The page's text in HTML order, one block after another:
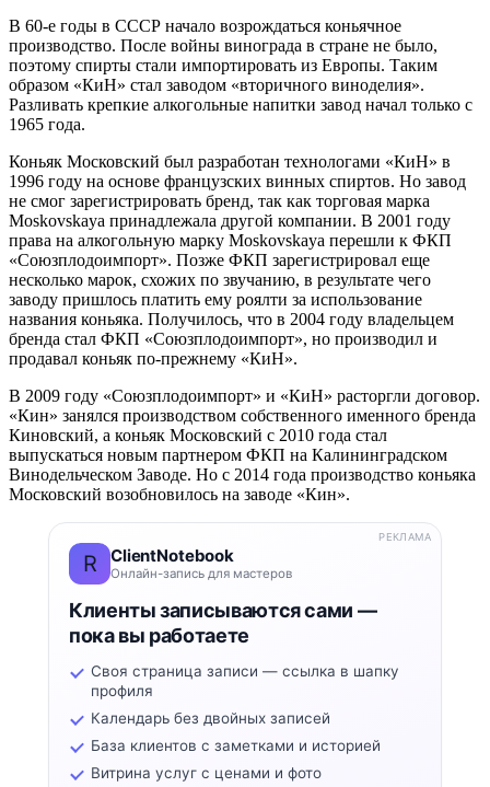
В 60-е годы в СССР начало возрождаться коньячное
производство. После войны винограда в стране не было,
поэтому спирты стали импортировать из Европы. Таким
образом «КиН» стал заводом «вторичного виноделия».
Разливать крепкие алкогольные напитки завод начал только с
1965 года.
Коньяк Московский был разработан технологами «КиН» в
1996 году на основе французских винных спиртов. Но завод
не смог зарегистрировать бренд, так как торговая марка
Moskovskaya принадлежала другой компании. В 2001 году
права на алкогольную марку Moskovskaya перешли к ФКП
«Союзплодоимпорт». Позже ФКП зарегистрировал еще
несколько марок, схожих по звучанию, в результате чего
заводу пришлось платить ему роялти за использование
названия коньяка. Получилось, что в 2004 году владельцем
бренда стал ФКП «Союзплодоимпорт», но производил и
продавал коньяк по-прежнему «КиН».
В 2009 году «Союзплодоимпорт» и «КиН» расторгли договор.
«Кин» занялся производством собственного именного бренда
Киновский, а коньяк Московский с 2010 года стал
выпускаться новым партнером ФКП на Калининградском
Винодельческом Заводе. Но с 2014 года производство коньяка
Московский возобновилось на заводе «Кин».
R ClientNotebook
Онлайн-запись для мастеров
Клиенты записываются сами —
пока вы работаете
Своя страница записи — ссылка в шапку
профиля
Календарь без двойных записей
База клиентов с заметками и историей
Витрина услуг с ценами и фото
РЕКЛАМА